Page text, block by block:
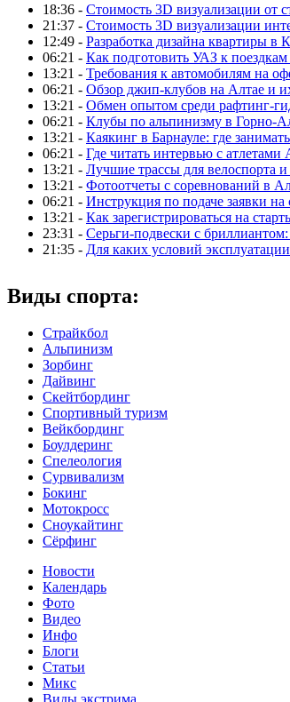
18:36 - Стоимость 3D визуализации от
21:37 - Стоимость 3D визуализации
12:49 - Разработка дизайна квартиры в
06:21 - Как подготовить УАЗ к
13:21 - Требования к автомобилям на
06:21 - Обзор джип-клубов на Алтае и
13:21 - Обмен опытом среди рафтинг-
06:21 - Клубы по альпинизму в Горно-
13:21 - Каякинг в Барнауле: где
06:21 - Где читать интервью с атлетами
13:21 - Лучшие трассы для велоспорта и
13:21 - Фотоотчеты с соревнований в
06:21 - Инструкция по подаче заявки на
13:21 - Как зарегистрироваться на
23:31 - Серьги-подвески с
21:35 - Для каких условий
Виды спорта:
Страйкбол
Альпинизм
Зорбинг
Дайвинг
Скейтбординг
Спортивный туризм‎
Вейкбординг
Боулдеринг
Спелеология
Сурвивализм
Бокинг
Мотокросс
Сноукайтинг
Сёрфинг
Новости
Календарь
Фото
Видео
Инфо
Блоги
Статьи
Микс